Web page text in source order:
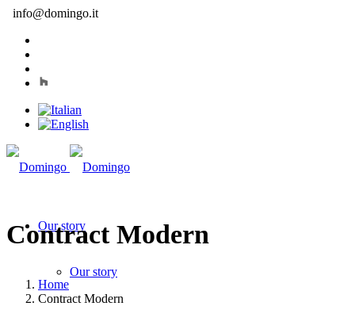
info@domingo.it
Our story
Our story
Contract Modern
Home
Contract Modern